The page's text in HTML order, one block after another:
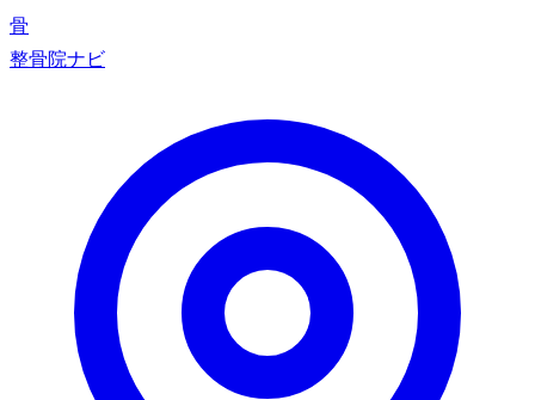
骨
整骨院ナビ